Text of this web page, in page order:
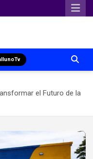
el Futuro de la